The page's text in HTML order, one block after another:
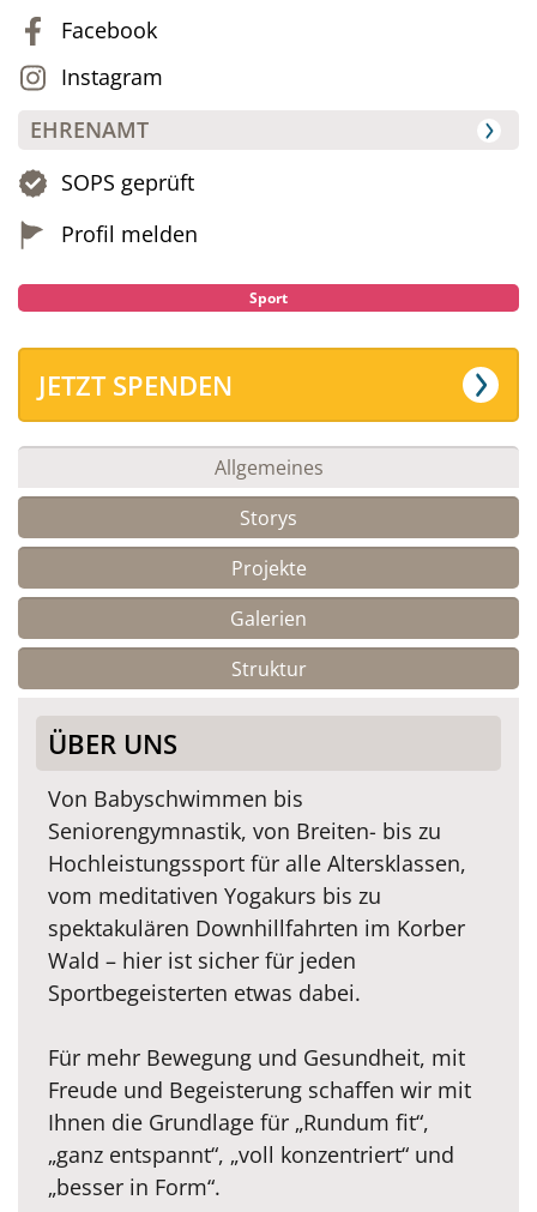
Facebook
Instagram
EHRENAMT
SOPS geprüft
Profil melden
Sport
JETZT SPENDEN
Allgemeines
Storys
Projekte
Galerien
Struktur
ÜBER UNS
Von Babyschwimmen bis
Seniorengymnastik, von Breiten- bis zu
Hochleistungssport für alle Altersklassen,
vom meditativen Yogakurs bis zu
spektakulären Downhillfahrten im Korber
Wald – hier ist sicher für jeden
Sportbegeisterten etwas dabei.
Für mehr Bewegung und Gesundheit, mit
Freude und Begeisterung schaffen wir mit
Ihnen die Grundlage für „Rundum fit“,
„ganz entspannt“, „voll konzentriert“ und
„besser in Form“.